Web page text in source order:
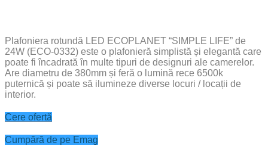
Plafoniera rotundă LED ECOPLANET “SIMPLE LIFE” de
24W (ECO-0332) este o plafonieră simplistă și elegantă care
poate fi încadrată în multe tipuri de designuri ale camerelor.
Are diametru de 380mm și feră o lumină rece 6500k
puternică și poate să ilumineze diverse locuri / locații de
interior.
Cere ofertă
Cumpără de pe Emag